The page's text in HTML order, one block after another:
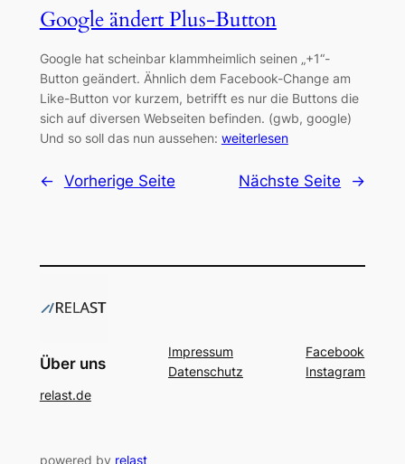
Google ändert Plus-Button
Google hat scheinbar klammheimlich seinen „+1“-
Button geändert. Ähnlich dem Facebook-Change am
Like-Button vor kurzem, betrifft es nur die Buttons die
sich auf diversen Webseiten befinden. (gwb, google)
Und so soll das nun aussehen: weiterlesen
← Vorherige Seite Nächste Seite →
Über uns
relast.de
Impressum
Datenschutz
Facebook
Instagram
powered by relast